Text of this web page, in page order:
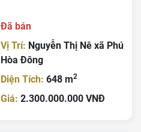
Đã bán
Vị Trí: Nguyễn Thị Nê xã Phú
Hòa Đông
Diện Tích:648 m2
Giá:2.300.000.000 VNĐ